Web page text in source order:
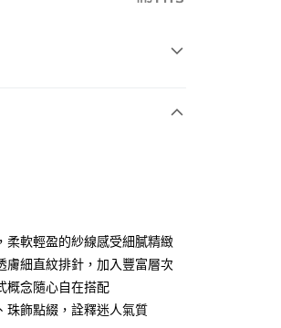
第一商業銀行
彰化商業銀行
兆豐國際商業銀行
台中商業銀行
柔軟輕盈的紗線感受細膩精緻
膚細直紋排針，加入豐富層次
概念隨心自在搭配
珠飾點綴，詮釋迷人氣質